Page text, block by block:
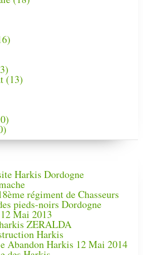
Harkis Dordogne
régiment de Chasseurs
pieds-noirs Dordogne
Mai 2013
ZERALDA
Harkis
Abandon Harkis 12 Mai 2014
(13)